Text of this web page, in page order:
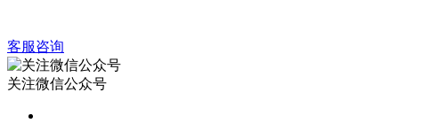
客服咨询
关注微信公众号